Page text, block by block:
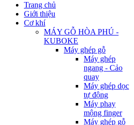
Trang chủ
Giới thiệu
Cơ khí
MÁY GỖ HÒA PHÚ -
KUBOKE
Máy ghép gỗ
Máy ghép
ngang - Cảo
quay
Máy ghép dọc
tự động
Máy phay
mộng finger
Máy ghép gỗ